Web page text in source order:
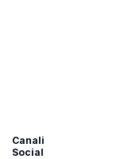
Canali
Social